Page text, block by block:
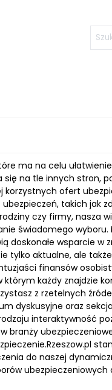
ma na celu
na tle innych stron,
ofert
takich jak
czy firmy, nasza
świadomego wyboru.
doskonałe wsparcie w
tylko aktualne, ale
finansów
każdy znajdzie
z rzetelnych
dyskusyjne oraz
interaktywność
branży
do naszej
ubezpieczeniowych